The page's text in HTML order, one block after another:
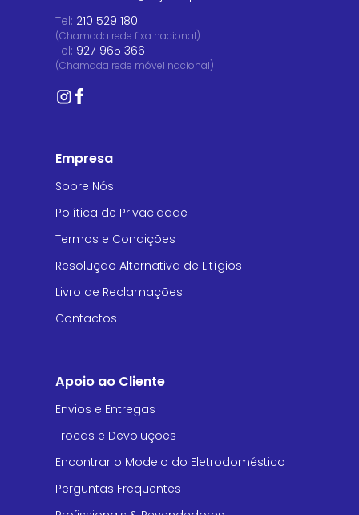
Tel: 210 529 180
(Chamada rede fixa nacional)
Tel: 927 965 366
(Chamada rede móvel nacional)
Empresa
Sobre Nós
Política de Privacidade
Termos e Condições
Resolução Alternativa de Litígios
Livro de Reclamações
Contactos
Apoio ao Cliente
Envios e Entregas
Trocas e Devoluções
Encontrar o Modelo do Eletrodoméstico
Perguntas Frequentes